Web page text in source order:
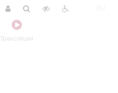
Трансляции